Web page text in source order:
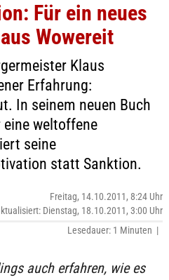
Für ein neues
Wowereit
Klaus
Erfahrung:
In seinem neuen Buch
weltoffene
seine
statt Sanktion.
Freitag, 14.10.2011, 8:24 Uhr
Dienstag, 18.10.2011, 3:00 Uhr
Lesedauer: 1 Minuten |
auch erfahren, wie es